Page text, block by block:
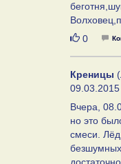
0
Креницы
Вчера,
но это
смеси. Лёд